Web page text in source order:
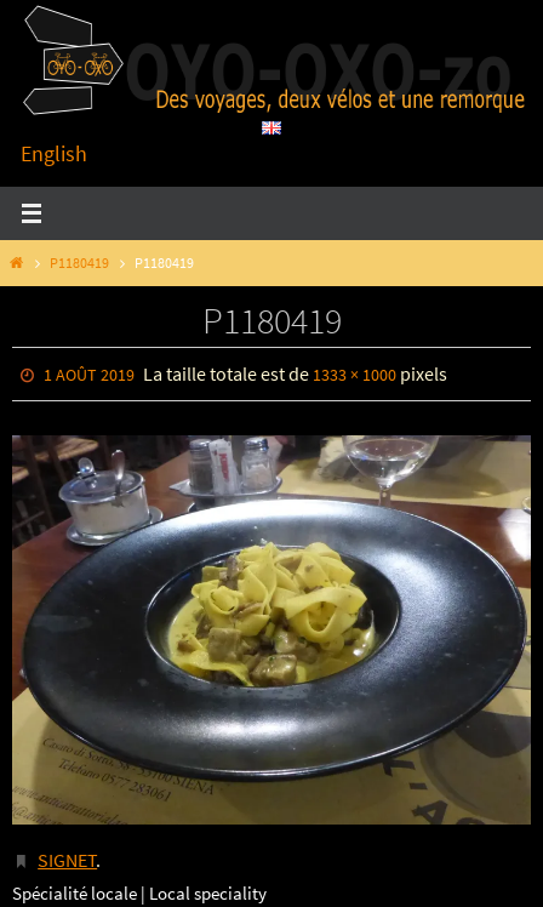
Passer
contenu
English
HOMEP1180419 P1180419
P1180419
1 AOÛT 2019 La taille totale est de 1333 × 1000 pixels
SIGNET.
Spécialité locale | Local speciality